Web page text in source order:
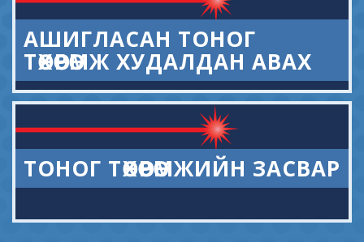
АШИГЛАСАН ТОНОГ
ТӨХӨӨРӨМЖ ХУДАЛДАН АВАХ
ТОНОГ ТӨХӨӨРӨМЖИЙН ЗАСВАР